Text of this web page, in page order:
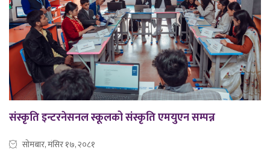
संस्कृति इन्टरनेसनल स्कूलको संस्कृति एमयुएन सम्पन्न
सोमबार, मंसिर १७, २०८१